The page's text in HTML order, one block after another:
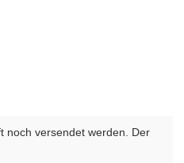
noch versendet werden. Der